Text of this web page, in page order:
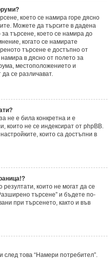
което се намира горе дясно
Можете да търсите в дадена
търсене, което се намира до
когато се намирате
търсене е достъпно от
в дясно от полето за
местоположението и
се различават.
не е била конкретна и е
които не се индексират от phpBB.
които са достъпни в
които не могат да се
търсене” и бъдете по-
при търсенето, както и във
след това “Намери потребител”.